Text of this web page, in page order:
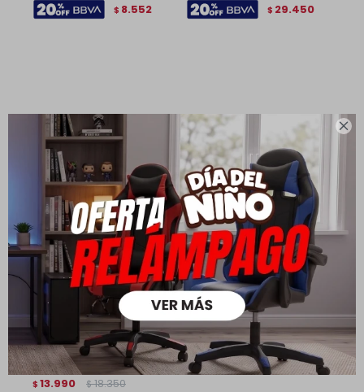

$ 8.552 $ 29.450
Cama 1 plaza - Madera Maciza con baúl - Flow Square
$ 13.990 $ 18.350